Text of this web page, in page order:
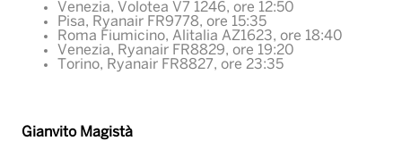
Venezia, Volotea V7 1246, ore 12:50
Pisa, Ryanair FR9778, ore 15:35
Roma Fiumicino, Alitalia AZ1623, ore 18:40
Venezia, Ryanair FR8829, ore 19:20
Torino, Ryanair FR8827, ore 23:35
Gianvito Magistà